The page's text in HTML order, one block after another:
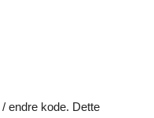
endre kode. Dette